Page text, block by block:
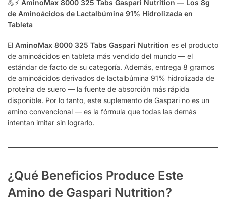
💪⚡ AminoMax 8000 325 Tabs Gaspari Nutrition — Los 8g
de Aminoácidos de Lactalbúmina 91% Hidrolizada en
Tableta
El AminoMax 8000 325 Tabs Gaspari Nutrition es el producto
de aminoácidos en tableta más vendido del mundo — el
estándar de facto de su categoría. Además, entrega 8 gramos
de aminoácidos derivados de lactalbúmina 91% hidrolizada de
proteína de suero — la fuente de absorción más rápida
disponible. Por lo tanto, este suplemento de Gaspari no es un
amino convencional — es la fórmula que todas las demás
intentan imitar sin lograrlo.
¿Qué Beneficios Produce Este
Amino de Gaspari Nutrition?